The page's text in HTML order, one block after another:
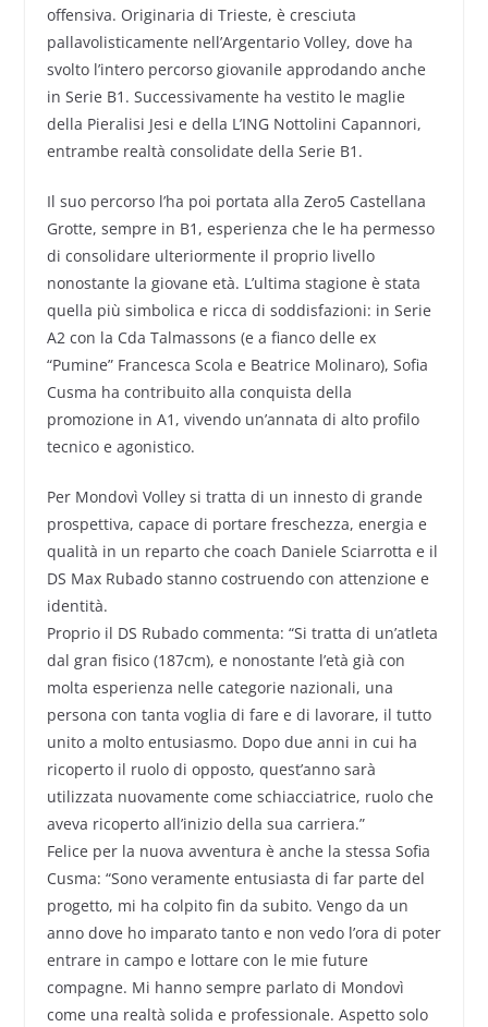
offensiva. Originaria di Trieste, è cresciuta
pallavolisticamente nell’Argentario Volley, dove ha
svolto l’intero percorso giovanile approdando anche
in Serie B1. Successivamente ha vestito le maglie
della Pieralisi Jesi e della L’ING Nottolini Capannori,
entrambe realtà consolidate della Serie B1.
Il suo percorso l’ha poi portata alla Zero5 Castellana
Grotte, sempre in B1, esperienza che le ha permesso
di consolidare ulteriormente il proprio livello
nonostante la giovane età. L’ultima stagione è stata
quella più simbolica e ricca di soddisfazioni: in Serie
A2 con la Cda Talmassons (e a fianco delle ex
“Pumine” Francesca Scola e Beatrice Molinaro), Sofia
Cusma ha contribuito alla conquista della
promozione in A1, vivendo un’annata di alto profilo
tecnico e agonistico.
Per Mondovì Volley si tratta di un innesto di grande
prospettiva, capace di portare freschezza, energia e
qualità in un reparto che coach Daniele Sciarrotta e il
DS Max Rubado stanno costruendo con attenzione e
identità.
Proprio il DS Rubado commenta: “Si tratta di un’atleta
dal gran fisico (187cm), e nonostante l’età già con
molta esperienza nelle categorie nazionali, una
persona con tanta voglia di fare e di lavorare, il tutto
unito a molto entusiasmo. Dopo due anni in cui ha
ricoperto il ruolo di opposto, quest’anno sarà
utilizzata nuovamente come schiacciatrice, ruolo che
aveva ricoperto all’inizio della sua carriera.”
Felice per la nuova avventura è anche la stessa Sofia
Cusma: “Sono veramente entusiasta di far parte del
progetto, mi ha colpito fin da subito. Vengo da un
anno dove ho imparato tanto e non vedo l’ora di poter
entrare in campo e lottare con le mie future
compagne. Mi hanno sempre parlato di Mondovì
come una realtà solida e professionale. Aspetto solo